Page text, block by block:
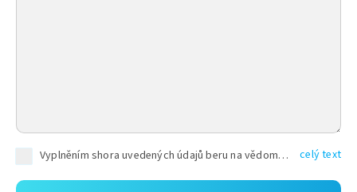
Vyplněním shora uvedených údajů beru na vědomí, že společnost TEXT FACTORY s.r.o., sídlem Brno, Durďákova 336/29, Černá Pole, PSČ: 613 00, IČ: 06157831, zapsané u Krajského soudu v Brně, oddíl C, vložka 100399, bude zpracovávat mé osobní údaje uvedené v rámci mnou vyplněného registračního formuláře na základě oprávněných zájmů TEXT FACTORY s.r.o. dle čl. 6 odst. 1 písm. f) GDPR a pro splnění právních povinností (čl. 6 odst. 1 písm. c) GDPR), a to pro tyto účely: nezbytnost zajistit oprávnění návštěvníka webových stránek provozovaných společností TEXT FACTORY s.r.o. přispívat aktivně ke zveřejněným článkům nebo v rámci diskusních fór a výkon práv TEXT FACTORY s.r.o. jako administrátora těchto diskusních fór. Více informací o zpracování osobních údajů a právech lze nalézt v celý text